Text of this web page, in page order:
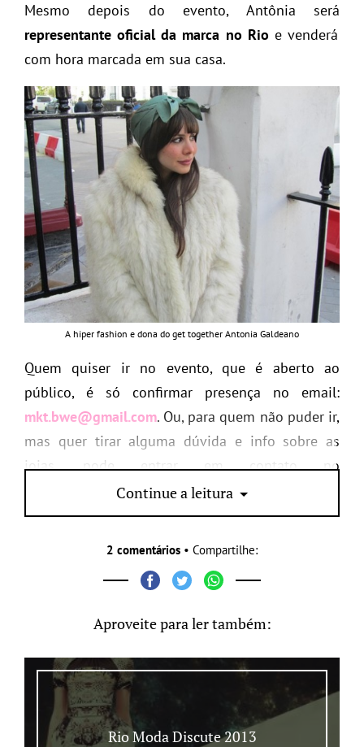
Mesmo depois do evento, Antônia será
representante oficial da marca no Rio e venderá
com hora marcada em sua casa.
A hiper fashion e dona do get together Antonia Galdeano
Quem quiser ir no evento, que é aberto ao
público, é só confirmar presença no email:
mkt.bwe@gmail.com. Ou, para quem não puder ir,
mas quer tirar alguma dúvida e info sobre as
joias, pode entrar em contato no
joialovers@gmail.com. Nos vemos lá ; )
Continue a leitura
2 comentários • Compartilhe:
Aproveite para ler também:
Rio Moda Discute 2013